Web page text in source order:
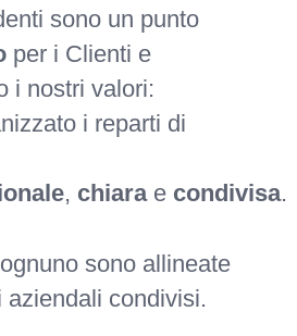
sono un punto
per i Clienti e
i nostri valori:
i reparti di
, chiarae condivisa.
sono allineate
condivisi.